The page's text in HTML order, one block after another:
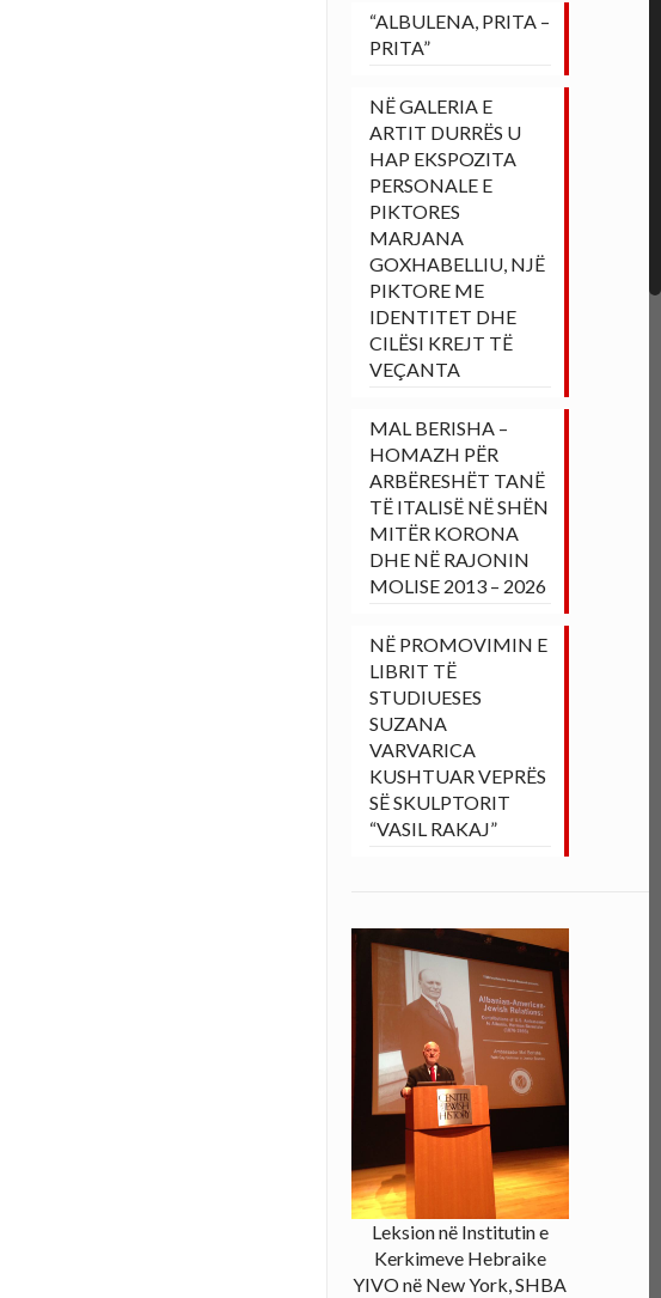
“ALBULENA, PRITA –
PRITA”
NË GALERIA E
ARTIT DURRËS U
HAP EKSPOZITA
PERSONALE E
PIKTORES
MARJANA
GOXHABELLIU, NJË
PIKTORE ME
IDENTITET DHE
CILËSI KREJT TË
VEÇANTA
MAL BERISHA –
HOMAZH PËR
ARBËRESHËT TANË
TË ITALISË NË SHËN
MITËR KORONA
DHE NË RAJONIN
MOLISE 2013 – 2026
NË PROMOVIMIN E
LIBRIT TË
STUDIUESES
SUZANA
VARVARICA
KUSHTUAR VEPRËS
SË SKULPTORIT
“VASIL RAKAJ”
Leksion në Institutin e
Kerkimeve Hebraike
YIVO në New York, SHBA